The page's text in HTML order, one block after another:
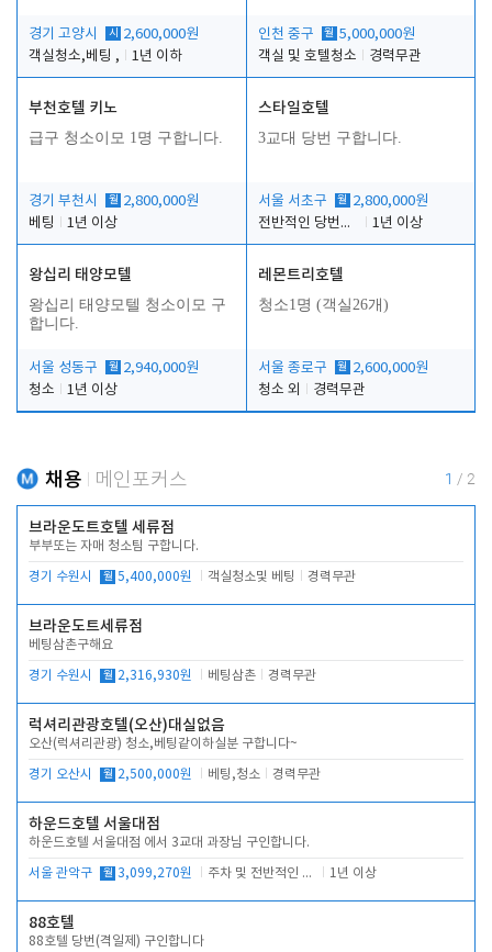
경기 고양시 시
2,600,000원
객실청소,베팅 ,
1년 이하
인천 중구 월 5,000,000원
객실 및 호텔청소
경력무관
부천호텔 키노
급구 청소이모 1명 구합니다.
경기 부천시 월 2,800,000원
베팅
1년 이상
스타일호텔
3교대 당번 구합니다.
서울 서초구 월 2,800,000원
전반적인 당번업무
1년 이상
왕십리 태양모텔
왕십리 태양모텔 청소이모 구
합니다.
서울 성동구 월 2,940,000원
청소
1년 이상
레몬트리호텔
청소1명 (객실26개)
서울 종로구 월 2,600,000원
청소 외
경력무관
채용 메인포커스 1 / 2
브라운도트호텔 세류점
부부또는 자매 청소팀 구합니다.
경기 수원시 월 5,400,000원 객실청소및 베팅 경력무관
브라운도트세류점
베팅삼촌구해요
경기 수원시 월 2,316,930원 베팅삼촌 경력무관
럭셔리관광호텔(오산)대실없음
오산(럭셔리관광) 청소,베팅같이하실분 구합니다~
경기 오산시 월 2,500,000원 베팅,청소 경력무관
하운드호텔 서울대점
하운드호텔 서울대점 에서 3교대 과장님 구인합니다.
서울 관악구 월 3,099,270원 주차 및 전반적인 당번업무 1년 이상
88호텔
88호텔 당번(격일제) 구인합니다